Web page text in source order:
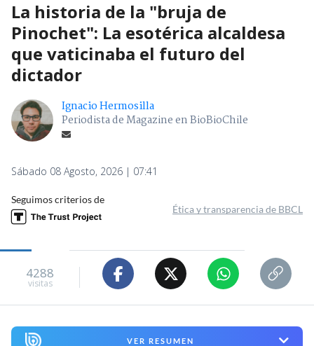
La historia de la "bruja de
Pinochet": La esotérica alcaldesa
que vaticinaba el futuro del
dictador
Ignacio Hermosilla
Periodista de Magazine en BioBioChile
Sábado 08 Agosto, 2026 | 07:41
Seguimos criterios de
Ética y transparencia de BBCL
4288
visitas
VER RESUMEN